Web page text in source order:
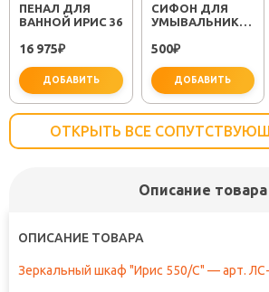
ПЕНАЛ ДЛЯ
ВАННОЙ ИРИС 36
16 975₽
ДОБАВИТЬ
важно для
СИФОН ДЛЯ
УМЫВАЛЬНИКА
(30718050)
500₽
ДОБАВИТЬ
ОТКРЫТЬ ВСЕ
Описание товара
ОПИСАНИЕ ТОВАРА
Зеркальный шкаф "Ирис 550/С" — арт.